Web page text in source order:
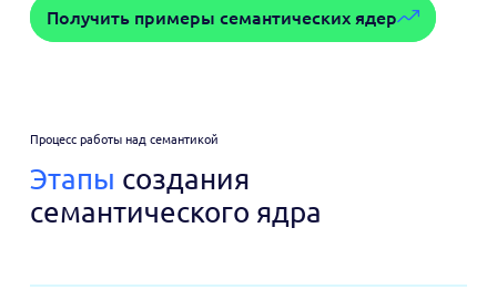
Получить примеры семантических ядер
Процесс работы над семантикой
Этапы создания
семантического ядра